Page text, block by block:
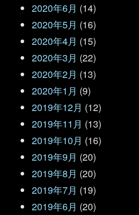
2020年6月 (14)
2020年5月 (16)
2020年4月 (15)
2020年3月 (22)
2020年2月 (13)
2020年1月 (9)
2019年12月 (12)
2019年11月 (13)
2019年10月 (16)
2019年9月 (20)
2019年8月 (20)
2019年7月 (19)
2019年6月 (20)